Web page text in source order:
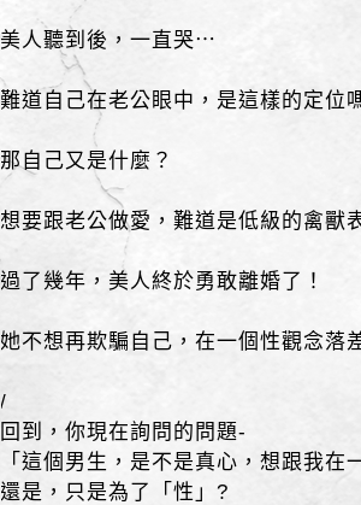
美人聽到後，一直哭⋯
難道自己在老公眼中，是這樣的定位
那自己又是什麼？
想要跟老公做愛，難道是低級的禽獸
過了幾年，美人終於勇敢離婚了！
她不想再欺騙自己，在一個性觀念落
/
回到，你現在詢問的問題-
「這個男生，是不是真心，想跟我在
還是，只是為了「性」?